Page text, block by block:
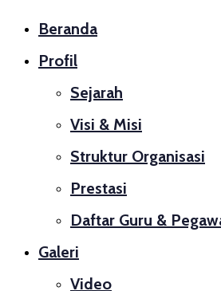
Beranda
Profil
Sejarah
Visi & Misi
Struktur Organisasi
Prestasi
Daftar Guru &
Galeri
Video